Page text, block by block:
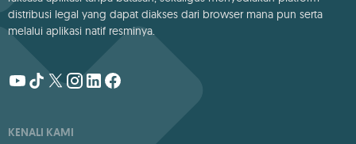
distribusi legal yang dapat diakses dari browser mana pun serta
melalui aplikasi natif resminya.
KENALI KAMI